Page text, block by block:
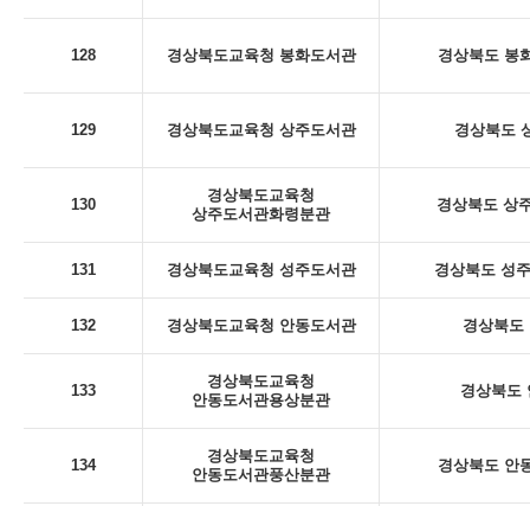
128 경상북도교육청 봉화도서관 경상북도 봉
129 경상북도교육청 상주도서관 경상북도
130
경상북도교육청
상주도서관화령분관
경상북도 상
131 경상북도교육청 성주도서관 경상북도 성
132 경상북도교육청 안동도서관 경상북도
133
경상북도교육청
안동도서관용상분관
경상북도
134
경상북도교육청
안동도서관풍산분관
경상북도 안